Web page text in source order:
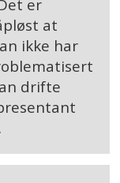
er
at
ikke har
drifte